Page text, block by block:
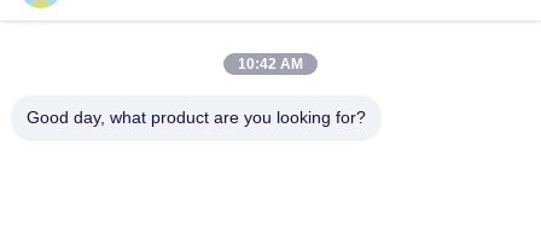
R909438568
A2FE28/61W-VAL181-K
R902155149
A2FE28/61W-VAL188
R902215290
A2FE28/61W-VAL188
10:42 AM
Good day, what product are you looking for?